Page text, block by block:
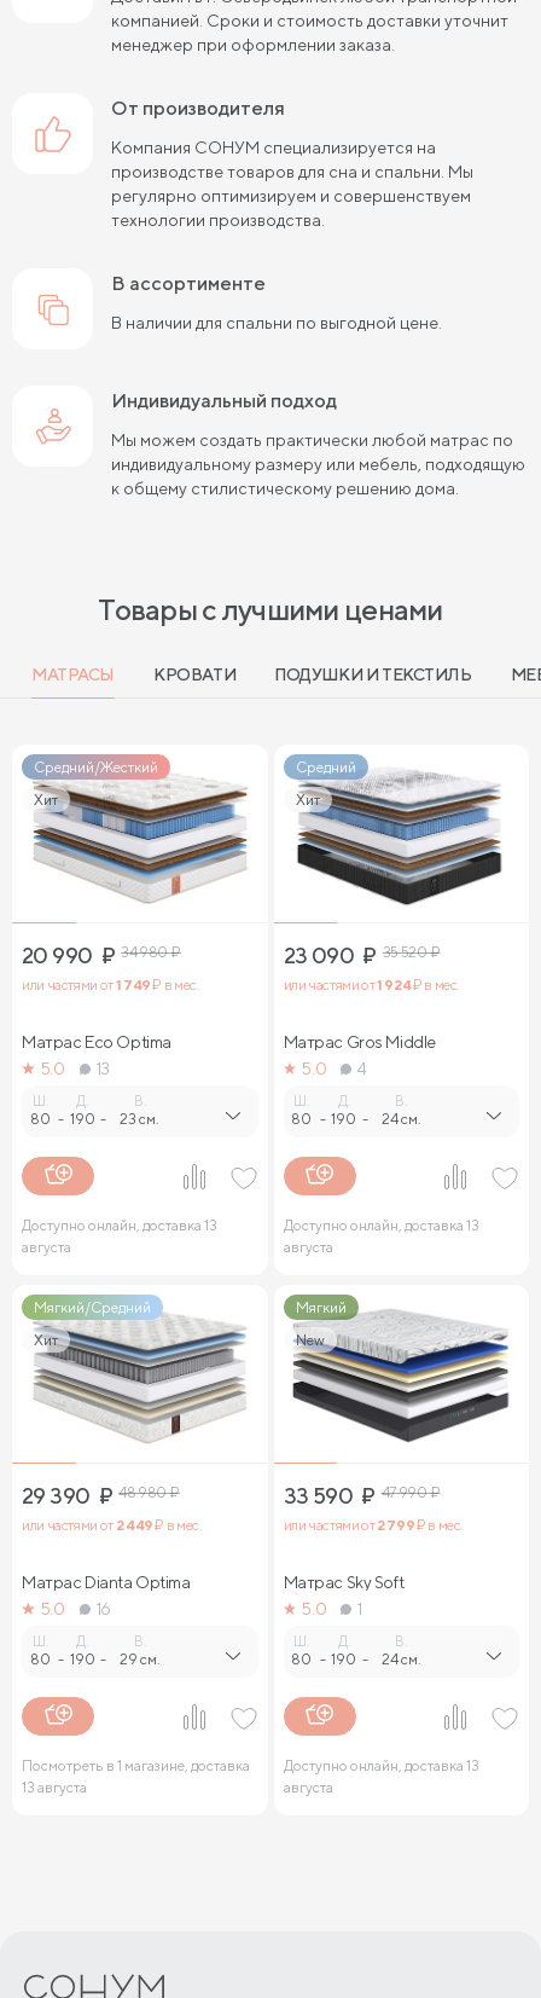
компанией. Сроки и стоимость доставки уточнит
менеджер при оформлении заказа.
от производителя
Компания СОНУМ специализируется на
производстве товаров для сна и спальни. Мы
регулярно оптимизируем и совершенствуем
технологии производства.
в ассортименте
В наличии для спальни по выгодной цене.
Индивидуальный подход
Мы можем создать практически любой матрас по
индивидуальному размеру или мебель, подходящую
к общему стилистическому решению дома.
Товары с лучшими ценами
МАТРАСЫ КРОВАТИ ПОДУШКИ И ТЕКСТИЛЬ
Средний/Жесткий
Хит
20 990 ₽ 34 980₽
или частями от1 749₽ в мес.
Матрас Eco Optima
5.0
13
80 -
Д.
190 -
В.
23 см.
Доступно онлайн, доставка 13
августа
Средний
Хит
23 090 ₽ 35 520₽
или частями от1 924₽ в мес.
Матрас Gros Middle
5.0
4
80 -
Д.
190 -
В.
24 см.
Доступно онлайн, доставка 13
августа
Мягкий/Средний
Хит
29 390 ₽ 48 980₽
или частями от 2 449₽ в мес.
Матрас Dianta Optima
5.0
16
80 -
Д.
190 -
В.
29 см.
Посмотреть в 1 магазине, доставка
13 августа
Мягкий
New
33 590 ₽ 47 990₽
или частями от2 799₽ в мес.
Матрас Sky Soft
5.0
1
80 -
Д.
190 -
В.
24 см.
Доступно онлайн, доставка 13
августа